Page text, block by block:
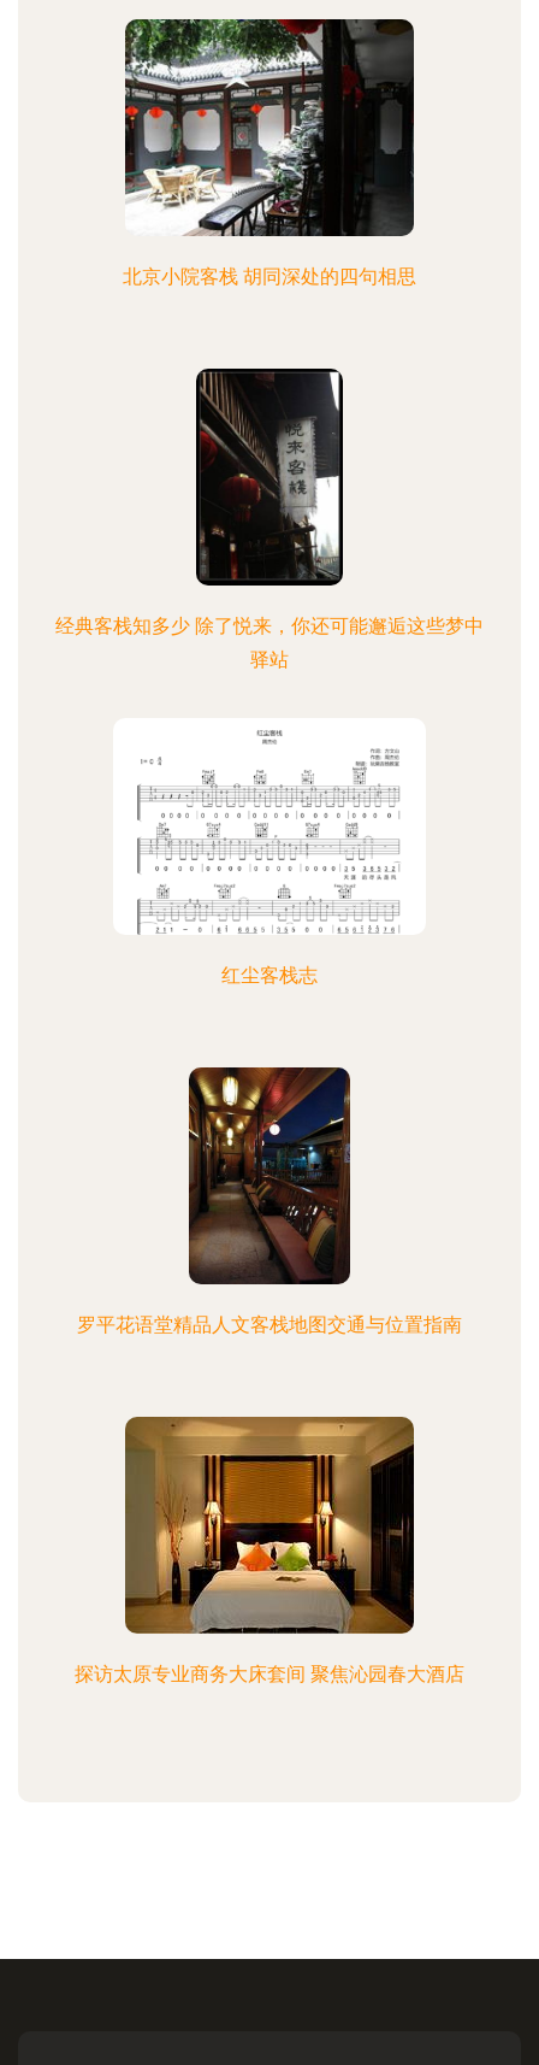
北京小院客栈 胡同深处的四句相思
经典客栈知多少 除了悦来，你还可能邂逅这些梦中
驿站
红尘客栈志
罗平花语堂精品人文客栈地图交通与位置指南
探访太原专业商务大床套间 聚焦沁园春大酒店